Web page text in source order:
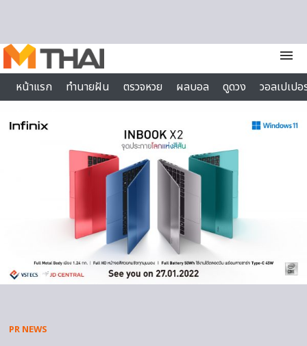
menu
หน้าแรก
ทำนายฝัน ตรวจหวย ผลบอล ดูดวง
วอลเปเป
PR NEWS